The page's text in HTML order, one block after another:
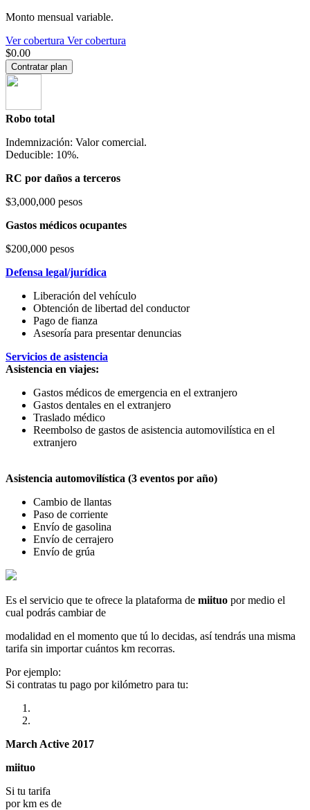
Monto mensual variable.
Ver cobertura Ver cobertura
$0.00
Contratar plan
Robo total
Indemnización: Valor comercial.
Deducible: 10%.
RC por daños a terceros
$3,000,000 pesos
Gastos médicos ocupantes
$200,000 pesos
Defensa legal/jurídica
Liberación del vehículo
Obtención de libertad del conductor
Pago de fianza
Asesoría para presentar denuncias
Servicios de asistencia
Asistencia en viajes:
Gastos médicos de emergencia en el extranjero
Gastos dentales en el extranjero
Traslado médico
Reembolso de gastos de asistencia automovilística en el
extranjero
Asistencia automovilística (3 eventos por año)
Cambio de llantas
Paso de corriente
Envío de gasolina
Envío de cerrajero
Envío de grúa
Es el servicio que te ofrece la plataforma de miituo por medio el
cual podrás cambiar de
modalidad en el momento que tú lo decidas, así tendrás una misma
tarifa sin importar cuántos km recorras.
Por ejemplo:
Si contratas tu pago por kilómetro para tu:
March Active 2017
miituo
Si tu tarifa
por km es de